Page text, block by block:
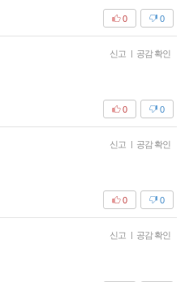
0
0
신고 | 공감 확인
0
0
신고 | 공감 확인
0
0
신고 | 공감 확인